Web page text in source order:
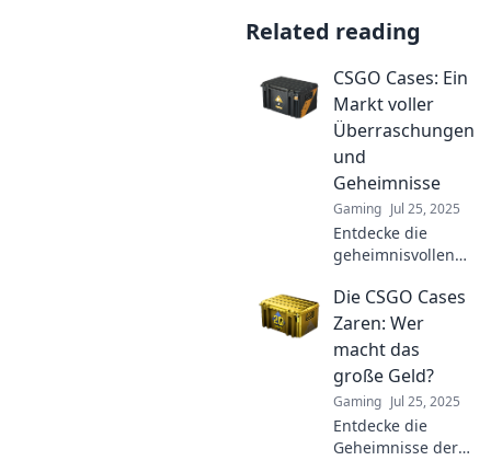
Related reading
CSGO Cases: Ein
Markt voller
Überraschungen
und
Geheimnisse
Gaming Jul 25, 2025
Entdecke die
geheimnisvollen
Überraschungen
warten auf dich –
lass dich von den
seltenen Funden
überraschen!
Die CSGO Cases
Zaren: Wer
macht das
große Geld?
Gaming Jul 25, 2025
Entdecke die
Geheimnisse der